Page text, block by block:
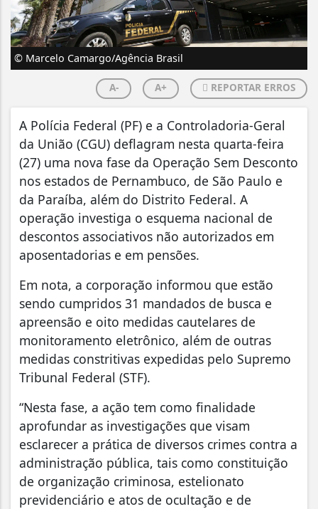
© Marcelo Camargo/Agência Brasil
A- A+ REPORTAR ERROS
A Polícia Federal (PF) e a Controladoria-Geral
da União (CGU) deflagram nesta quarta-feira
(27) uma nova fase da Operação Sem Desconto
nos estados de Pernambuco, de São Paulo e
da Paraíba, além do Distrito Federal. A
operação investiga o esquema nacional de
descontos associativos não autorizados em
aposentadorias e em pensões.
Em nota, a corporação informou que estão
sendo cumpridos 31 mandados de busca e
apreensão e oito medidas cautelares de
monitoramento eletrônico, além de outras
medidas constritivas expedidas pelo Supremo
Tribunal Federal (STF).
“Nesta fase, a ação tem como finalidade
aprofundar as investigações que visam
esclarecer a prática de diversos crimes contra a
administração pública, tais como constituição
de organização criminosa, estelionato
previdenciário e atos de ocultação e de